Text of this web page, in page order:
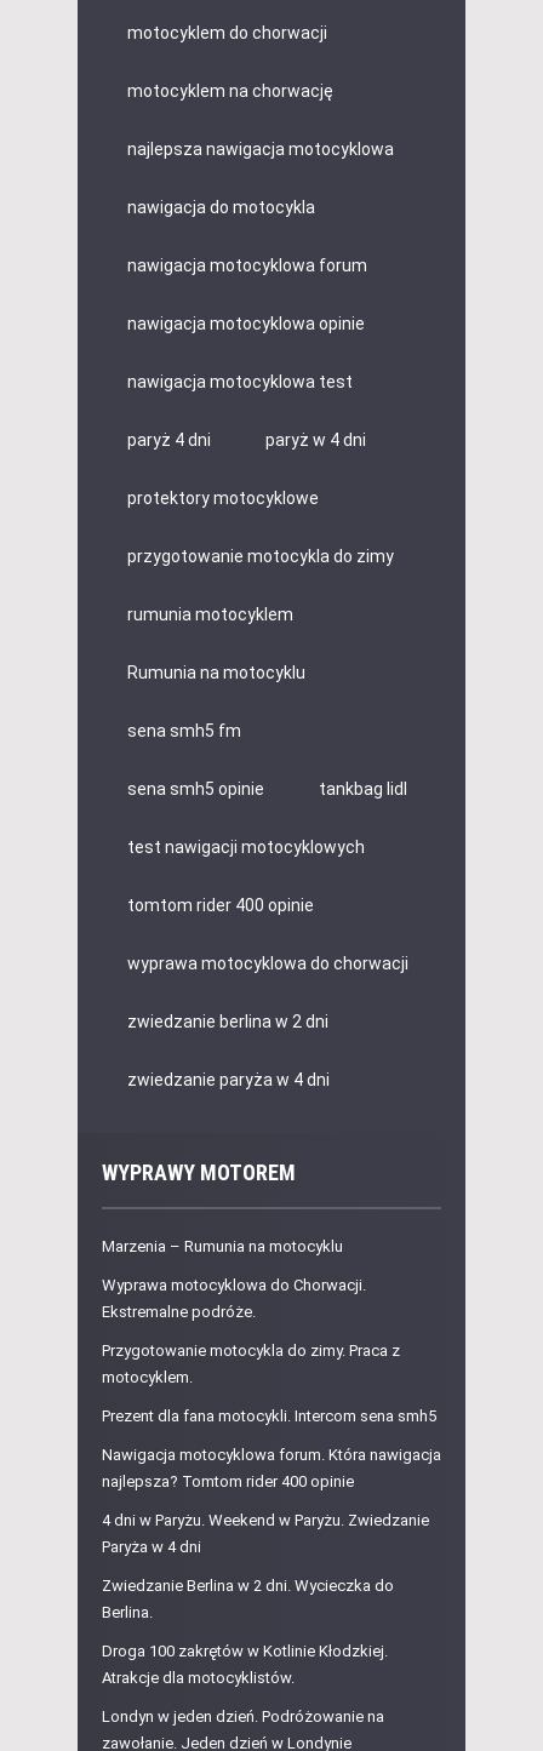
motocyklem do chorwacji
motocyklem na chorwację
najlepsza nawigacja motocyklowa
nawigacja do motocykla
nawigacja motocyklowa forum
nawigacja motocyklowa opinie
nawigacja motocyklowa test
paryż 4 dni paryż w 4 dni
protektory motocyklowe
przygotowanie motocykla do zimy
rumunia motocyklem
Rumunia na motocyklu
sena smh5 fm
sena smh5 opinie tankbag lidl
test nawigacji motocyklowych
tomtom rider 400 opinie
wyprawa motocyklowa do chorwacji
zwiedzanie berlina w 2 dni
zwiedzanie paryża w 4 dni
WYPRAWY MOTOREM
Marzenia – Rumunia na motocyklu
Wyprawa motocyklowa do Chorwacji.
Ekstremalne podróże.
Przygotowanie motocykla do zimy. Praca z
motocyklem.
Prezent dla fana motocykli. Intercom sena smh5
Nawigacja motocyklowa forum. Która nawigacja
najlepsza? Tomtom rider 400 opinie
4 dni w Paryżu. Weekend w Paryżu. Zwiedzanie
Paryża w 4 dni
Zwiedzanie Berlina w 2 dni. Wycieczka do
Berlina.
Droga 100 zakrętów w Kotlinie Kłodzkiej.
Atrakcje dla motocyklistów.
Londyn w jeden dzień. Podróżowanie na
zawołanie. Jeden dzień w Londynie